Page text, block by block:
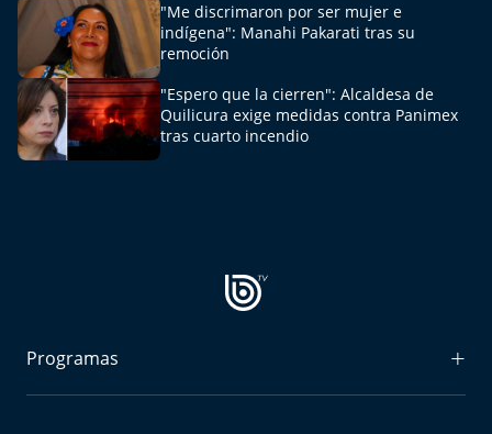
"Me discrimaron por ser mujer e
indígena": Manahi Pakarati tras su
remoción
"Espero que la cierren": Alcaldesa de
Quilicura exige medidas contra Panimex
tras cuarto incendio
Programas